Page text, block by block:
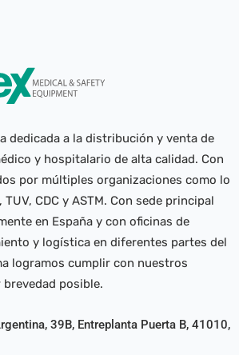
dedicada a la distribución y venta de
y hospitalario de alta calidad. Con
por múltiples organizaciones como lo
TUV, CDC y ASTM. Con sede principal
en España y con oficinas de
y logística en diferentes partes del
logramos cumplir con nuestros
posible.
39B, Entreplanta Puerta B, 41010,